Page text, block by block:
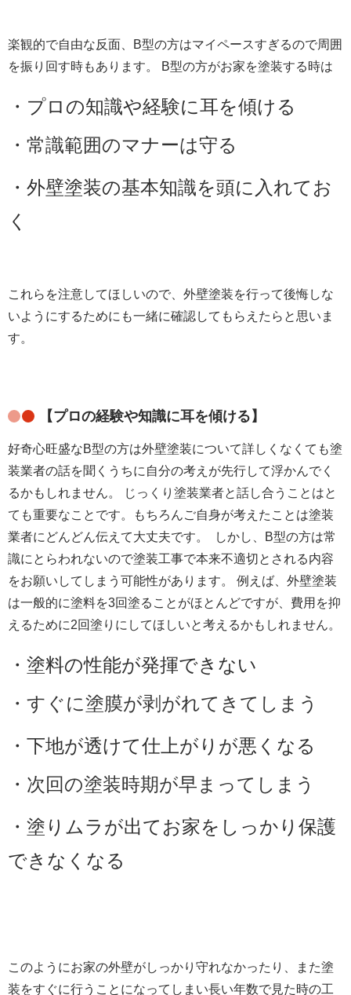
楽観的で自由な反面、B型の方はマイペースすぎるので周囲
を振り回す時もあります。 B型の方がお家を塗装する時は
・プロの知識や経験に耳を傾ける
・常識範囲のマナーは守る
・外壁塗装の基本知識を頭に入れてお
く
これらを注意してほしいので、外壁塗装を行って後悔しな
いようにするためにも一緒に確認してもらえたらと思いま
す。
【プロの経験や知識に耳を傾ける】
好奇心旺盛なB型の方は外壁塗装について詳しくなくても塗
装業者の話を聞くうちに自分の考えが先行して浮かんでく
るかもしれません。
じっくり塗装業者と話し合うことはと
ても重要なことです。
もちろんご自身が考えたことは塗装
業者にどんどん伝えて大丈夫です。 しかし、B型の方は常
識にとらわれないので塗装工事で本来不適切とされる内容
をお願いしてしまう可能性があります。 例えば、外壁塗装
は一般的に塗料を3回塗ることがほとんどですが、費用を抑
えるために2回塗りにしてほしいと考えるかもしれません。
・塗料の性能が発揮できない
・すぐに塗膜が剥がれてきてしまう
・下地が透けて仕上がりが悪くなる
・次回の塗装時期が早まってしまう
・塗りムラが出てお家をしっかり保護
できなくなる
このようにお家の外壁がしっかり守れなかったり、また塗
装をすぐに行うことになってしまい長い年数で見た時の工